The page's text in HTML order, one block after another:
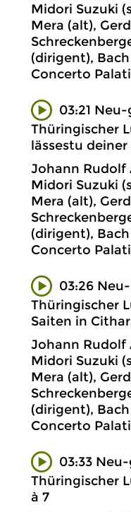
Midori Suzuki
Mera (alt),
(dirigent),
Concerto
03:21
Thüringischer
lässestu
Johann Rudolf
Midori Suzuki
Mera (alt),
(dirigent),
Concerto
03:26
Thüringischer
Saiten in
Johann Rudolf
Midori Suzuki
Mera (alt),
(dirigent),
Concerto
03:33
Thüringischer
à 7